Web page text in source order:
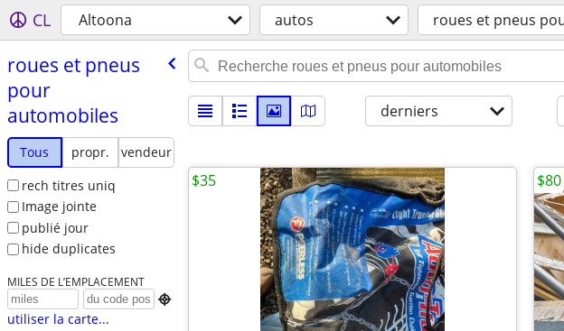
CL Altoona autos roues et pneus
roues et pneus
pour
automobiles
Tous propr.
vendeur
rech titres uniq
Image jointe
publié jour
hide duplicates
MILES DE L’EMPLACEMENT

utiliser la carte...
derniers
$35 $80